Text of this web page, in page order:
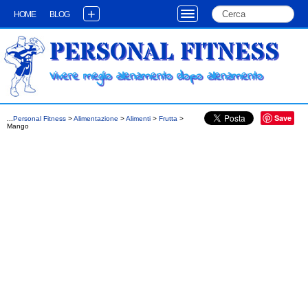
HOME BLOG +
PERSONAL FITNESS
Vivere meglio allenamento dopo allenamento
Save
Personal Fitness >Alimentazione >Alimenti > Frutta >
Mango